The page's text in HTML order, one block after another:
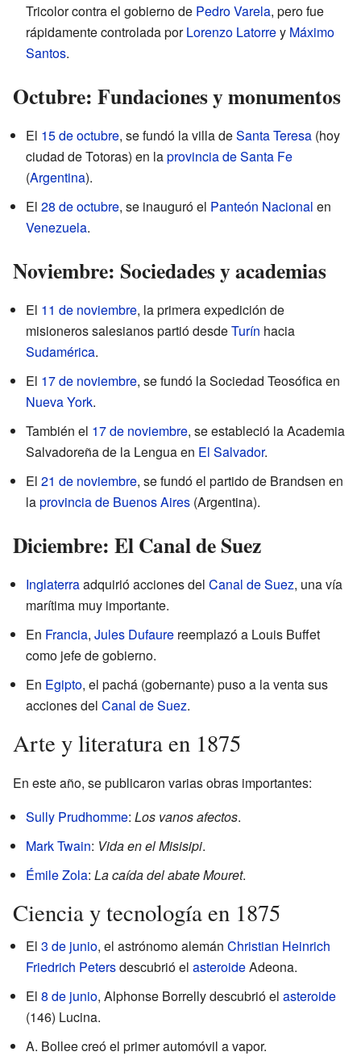
Tricolor contra el gobierno de Pedro Varela, pero fue
rápidamente controlada porLorenzo Latorrey Máximo
Santos.
Octubre: Fundaciones y monumentos
El 15 de octubre, se fundó la villa deSanta Teresa (hoy
ciudad de Totoras) en laprovincia de Santa Fe
(Argentina).
El 28 de octubre, se inauguró el Panteón Nacional en
Venezuela.
Noviembre: Sociedades y academias
El 11 de noviembre, la primera expedición de
misioneros salesianos partió desdeTurín hacia
Sudamérica.
El 17 de noviembre, se fundó la Sociedad Teosófica en
Nueva York.
También el 17 de noviembre, se estableció la Academia
Salvadoreña de la Lengua en El Salvador.
El 21 de noviembre, se fundó el partido de Brandsen en
laprovincia de Buenos Aires (Argentina).
Diciembre: El Canal de Suez
Inglaterraadquirió acciones del Canal de Suez, una vía
marítima muy importante.
En Francia, Jules Dufaure reemplazó a Louis Buffet
como jefe de gobierno.
En Egipto, el pachá (gobernante) puso a la venta sus
acciones del Canal de Suez.
Arte y literatura en 1875
En este año, se publicaron varias obras importantes:
Sully Prudhomme: Los vanos afectos.
Mark Twain: Vida en el Misisipi.
Émile Zola: La caída del abate Mouret.
Ciencia y tecnología en 1875
El 3 de junio, el astrónomo alemán Christian Heinrich
Friedrich Petersdescubrió el asteroideAdeona.
El 8 de junio, Alphonse Borrelly descubrió el asteroide
(146) Lucina.
A. Bollee creó el primer automóvil a vapor.